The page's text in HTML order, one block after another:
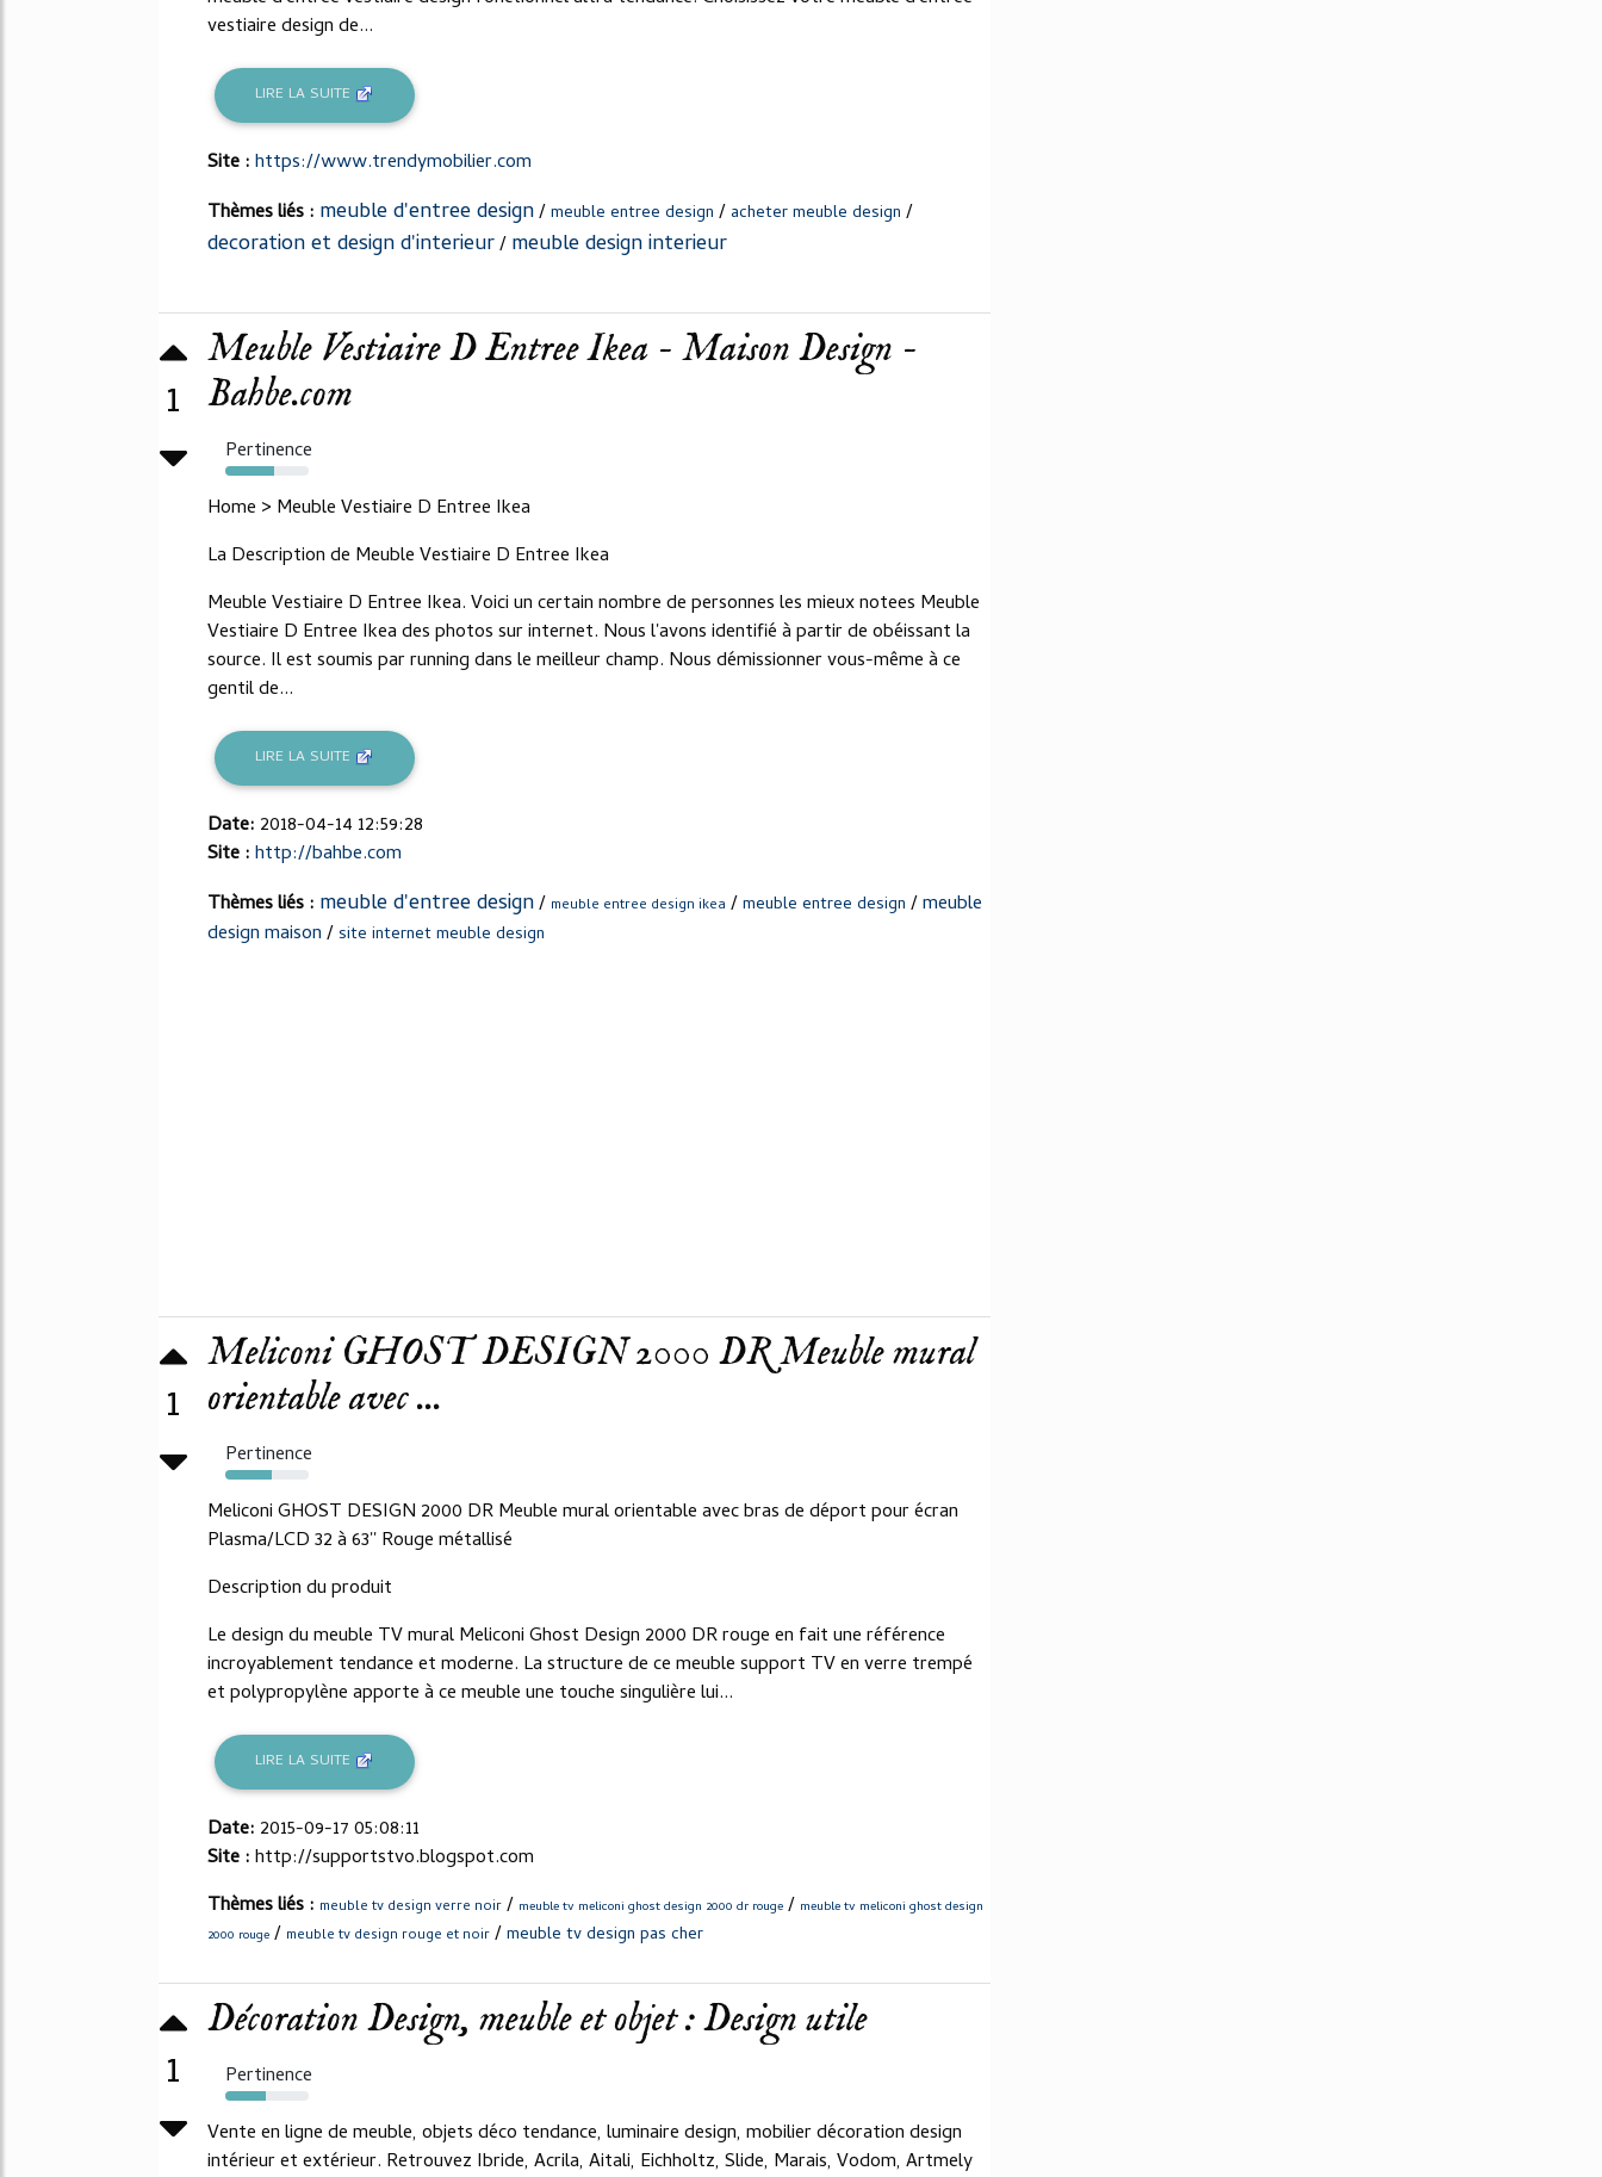
vestiaire design de...
LIRE LA SUITE
Site :https://www.trendymobilier.com
Thèmes liés : meuble d'entree design/meuble entree design /acheter meuble design /
decoration et design d'interieur/meuble design interieur
1
Meuble Vestiaire D Entree Ikea - Maison Design -
Bahbe.com
Pertinence
58%
Home > Meuble Vestiaire D Entree Ikea
La Description de Meuble Vestiaire D Entree Ikea
Meuble Vestiaire D Entree Ikea. Voici un certain nombre de personnes les mieux notees Meuble
Vestiaire D Entree Ikea des photos sur internet. Nous l'avons identifié à partir de obéissant la
source. Il est soumis par running dans le meilleur champ. Nous démissionner vous-même à ce
gentil de...
LIRE LA SUITE
Date: 2018-04-14 12:59:28
Site :http://bahbe.com
Thèmes liés : meuble d'entree design/ meuble entree design ikea /meuble entree design /meuble
design maison/site internet meuble design
1
Meliconi GHOST DESIGN 2000 DR Meuble mural
orientable avec ...
Pertinence
56%
Meliconi GHOST DESIGN 2000 DR Meuble mural orientable avec bras de déport pour écran
Plasma/LCD 32 à 63'' Rouge métallisé
Description du produit
Le design du meuble TV mural Meliconi Ghost Design 2000 DR rouge en fait une référence
incroyablement tendance et moderne. La structure de ce meuble support TV en verre trempé
et polypropylène apporte à ce meuble une touche singulière lui...
LIRE LA SUITE
Date: 2015-09-17 05:08:11
Site :http://supportstvo.blogspot.com
Thèmes liés : meuble tv design verre noir / meuble tv meliconi ghost design 2000 dr rouge / meuble tv meliconi ghost design
2000 rouge / meuble tv design rouge et noir /meuble tv design pas cher
1
Décoration Design, meuble et objet : Design utile
Pertinence
49%
Vente en ligne de meuble, objets déco tendance, luminaire design, mobilier décoration design
intérieur et extérieur. Retrouvez Ibride, Acrila, Aitali, Eichholtz, Slide, Marais, Vodom, Artmely